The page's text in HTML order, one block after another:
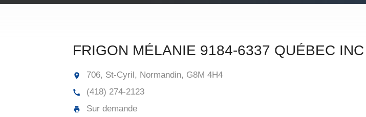
FRIGON MÉLANIE 9184-6337 QUÉBEC INC
706, St-Cyril, Normandin, G8M 4H4
(418) 274-2123
Sur demande